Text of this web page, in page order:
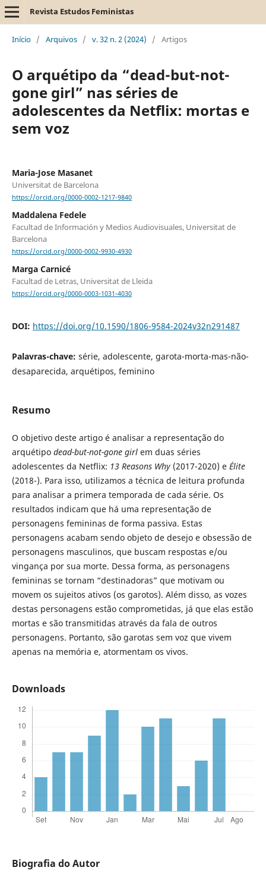
Revista Estudos Feministas
Início / Arquivos / v. 32 n. 2 (2024) / Artigos
O arquétipo da “dead-but-not-
gone girl” nas séries de
adolescentes da Netflix: mortas e
sem voz
Maria-Jose Masanet
Universitat de Barcelona
https://orcid.org/0000-0002-1217-9840
Maddalena Fedele
Facultad de Información y Medios Audiovisuales, Universitat de
Barcelona
https://orcid.org/0000-0002-9930-4930
Marga Carnicé
Facultad de Letras, Universitat de Lleida
https://orcid.org/0000-0003-1031-4030
DOI: https://doi.org/10.1590/1806-9584-2024v32n291487
Palavras-chave: série, adolescente, garota-morta-mas-não-
desaparecida, arquétipos, feminino
Resumo
O objetivo deste artigo é analisar a representação do
arquétipo dead-but-not-gone girl em duas séries
adolescentes da Netflix: 13 Reasons Why(2017-2020) e Élite
(2018-). Para isso, utilizamos a técnica de leitura profunda
para analisar a primera temporada de cada série. Os
resultados indicam que há uma representação de
personagens femininas de forma passiva. Estas
personagens acabam sendo objeto de desejo e obsessão de
personagens masculinos, que buscam respostas e/ou
vingança por sua morte. Dessa forma, as personagens
femininas se tornam “destinadoras” que motivam ou
movem os sujeitos ativos (os garotos). Além disso, as vozes
destas personagens estão comprometidas, já que elas estão
mortas e são transmitidas através da fala de outros
personagens. Portanto, são garotas sem voz que vivem
apenas na memória e, atormentam os vivos.
Downloads
Biografia do Autor